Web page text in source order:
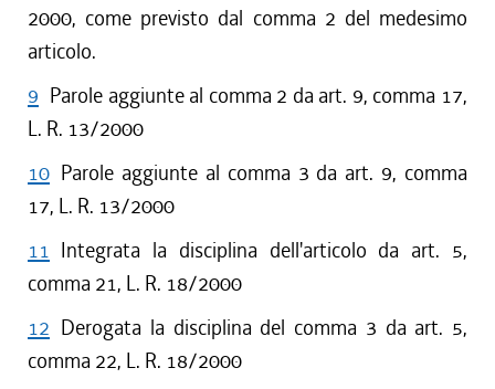
2000, come previsto dal comma 2 del medesimo
articolo.
9 Parole aggiunte al comma 2 da art. 9, comma 17,
L. R. 13/2000
10 Parole aggiunte al comma 3 da art. 9, comma
17, L. R. 13/2000
11 Integrata la disciplina dell'articolo da art. 5,
comma 21, L. R. 18/2000
12 Derogata la disciplina del comma 3 da art. 5,
comma 22, L. R. 18/2000